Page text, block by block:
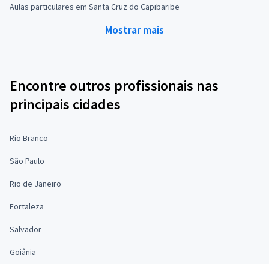
Aulas particulares em Santa Cruz do Capibaribe
Mostrar mais
Encontre outros profissionais nas
principais cidades
Rio Branco
São Paulo
Rio de Janeiro
Fortaleza
Salvador
Goiânia